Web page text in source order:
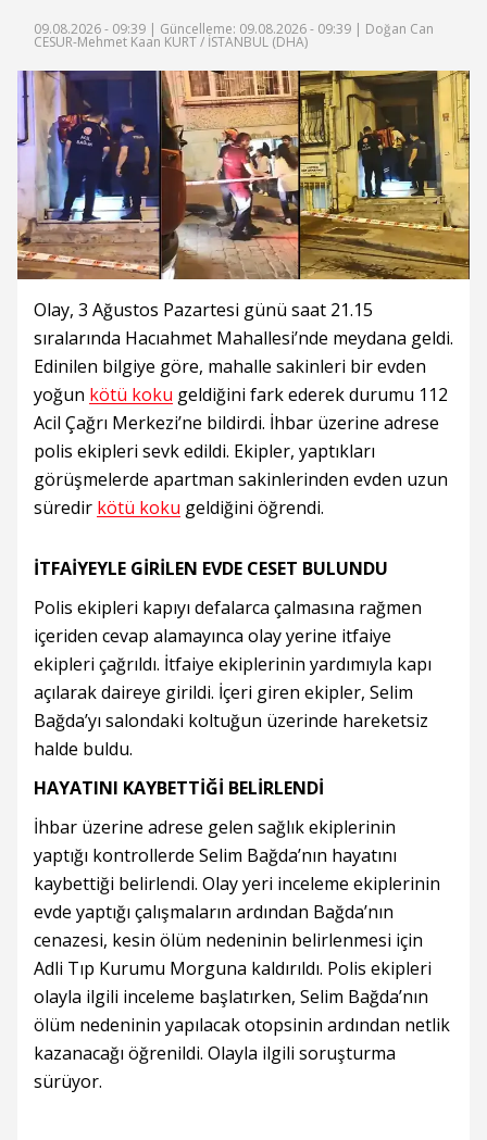
09.08.2026 - 09:39 | Güncelleme: 09.08.2026 - 09:39 | Doğan Can
CESUR-Mehmet Kaan KURT / İSTANBUL (DHA)
Olay, 3 Ağustos Pazartesi günü saat 21.15
sıralarında Hacıahmet Mahallesi’nde meydana geldi.
Edinilen bilgiye göre, mahalle sakinleri bir evden
yoğun kötü koku geldiğini fark ederek durumu 112
Acil Çağrı Merkezi’ne bildirdi. İhbar üzerine adrese
polis ekipleri sevk edildi. Ekipler, yaptıkları
görüşmelerde apartman sakinlerinden evden uzun
süredir kötü koku geldiğini öğrendi.
İTFAİYEYLE GİRİLEN EVDE CESET BULUNDU
Polis ekipleri kapıyı defalarca çalmasına rağmen
içeriden cevap alamayınca olay yerine itfaiye
ekipleri çağrıldı. İtfaiye ekiplerinin yardımıyla kapı
açılarak daireye girildi. İçeri giren ekipler, Selim
Bağda’yı salondaki koltuğun üzerinde hareketsiz
halde buldu.
HAYATINI KAYBETTİĞİ BELİRLENDİ
İhbar üzerine adrese gelen sağlık ekiplerinin
yaptığı kontrollerde Selim Bağda’nın hayatını
kaybettiği belirlendi. Olay yeri inceleme ekiplerinin
evde yaptığı çalışmaların ardından Bağda’nın
cenazesi, kesin ölüm nedeninin belirlenmesi için
Adli Tıp Kurumu Morguna kaldırıldı. Polis ekipleri
olayla ilgili inceleme başlatırken, Selim Bağda’nın
ölüm nedeninin yapılacak otopsinin ardından netlik
kazanacağı öğrenildi. Olayla ilgili soruşturma
sürüyor.